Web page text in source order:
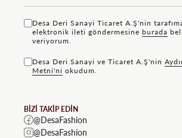
Desa Deri Sanayi Ticaret A.Ş'nin
elektronik ileti göndermesine bu rada
veriyorum.
Desa Deri Sanayi ve Ticaret A.Ş'nin
Metni'ni okudum.
BİZİ TAKİP EDİN
@DesaFashion
@DesaFashion